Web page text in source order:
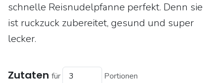
schnelle Reisnudelpfanne perfekt. Denn sie
ist ruckzuck zubereitet, gesund und super
lecker.
Zutaten für Portionen